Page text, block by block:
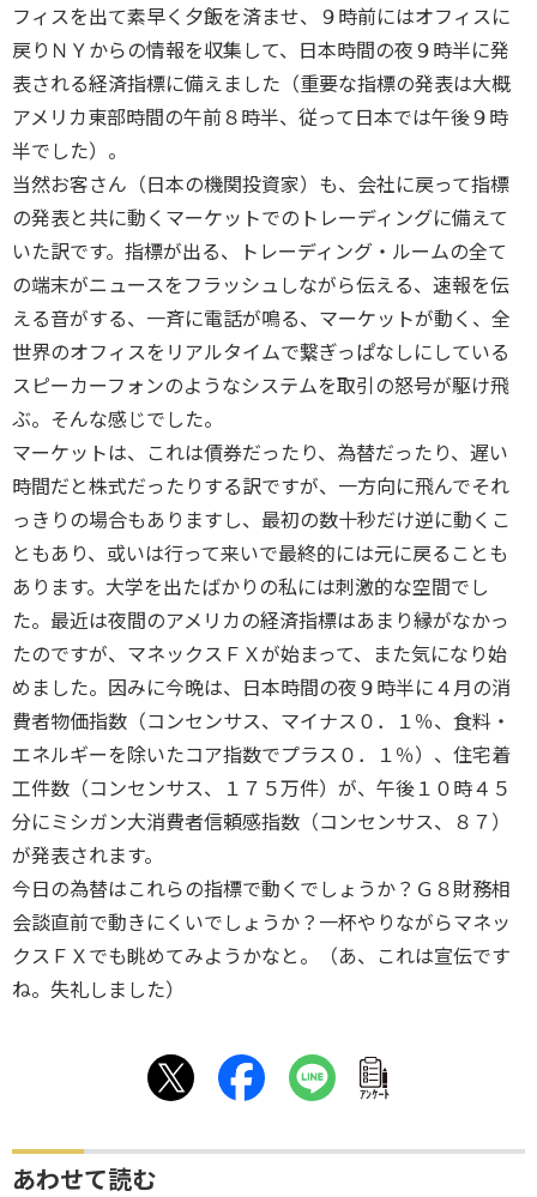
フィスを出て素早く夕飯を済ませ、９時前にはオフィスに
戻りＮＹからの情報を収集して、日本時間の夜９時半に発
表される経済指標に備えました（重要な指標の発表は大概
アメリカ東部時間の午前８時半、従って日本では午後９時
半でした）。
当然お客さん（日本の機関投資家）も、会社に戻って指標
の発表と共に動くマーケットでのトレーディングに備えて
いた訳です。指標が出る、トレーディング・ルームの全て
の端末がニュースをフラッシュしながら伝える、速報を伝
える音がする、一斉に電話が鳴る、マーケットが動く、全
世界のオフィスをリアルタイムで繋ぎっぱなしにしている
スピーカーフォンのようなシステムを取引の怒号が駆け飛
ぶ。そんな感じでした。
マーケットは、これは債券だったり、為替だったり、遅い
時間だと株式だったりする訳ですが、一方向に飛んでそれ
っきりの場合もありますし、最初の数十秒だけ逆に動くこ
ともあり、或いは行って来いで最終的には元に戻ることも
あります。大学を出たばかりの私には刺激的な空間でし
た。最近は夜間のアメリカの経済指標はあまり縁がなかっ
たのですが、マネックスＦＸが始まって、また気になり始
めました。因みに今晩は、日本時間の夜９時半に４月の消
費者物価指数（コンセンサス、マイナス０．１％、食料・
エネルギーを除いたコア指数でプラス０．１％）、住宅着
工件数（コンセンサス、１７５万件）が、午後１０時４５
分にミシガン大消費者信頼感指数（コンセンサス、８７）
が発表されます。
今日の為替はこれらの指標で動くでしょうか？Ｇ８財務相
会談直前で動きにくいでしょうか？一杯やりながらマネッ
クスＦＸでも眺めてみようかなと。（あ、これは宣伝です
ね。失礼しました）
ｱﾝｹｰﾄ
あわせて読む